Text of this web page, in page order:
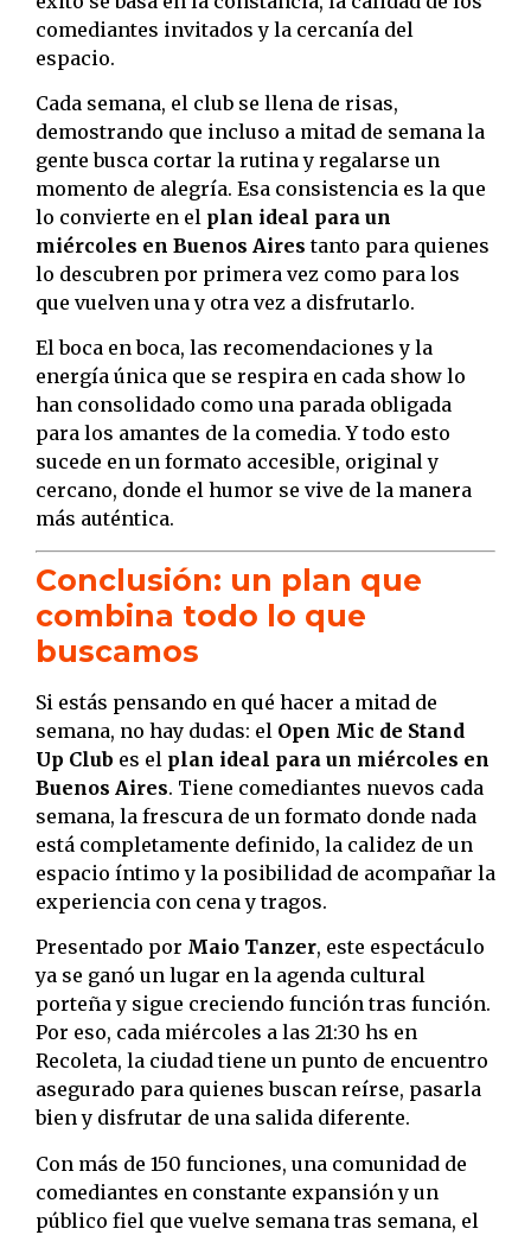
comediantes invitados y la cercanía del
espacio.
Cada semana, el club se llena de risas,
demostrando que incluso a mitad de semana la
gente busca cortar la rutina y regalarse un
momento de alegría. Esa consistencia es la que
lo convierte en el plan ideal para un
miércoles en Buenos Aires tanto para quienes
lo descubren por primera vez como para los
que vuelven una y otra vez a disfrutarlo.
El boca en boca, las recomendaciones y la
energía única que se respira en cada show lo
han consolidado como una parada obligada
para los amantes de la comedia. Y todo esto
sucede en un formato accesible, original y
cercano, donde el humor se vive de la manera
más auténtica.
Conclusión: un plan que
combina todo lo que
buscamos
Si estás pensando en qué hacer a mitad de
semana, no hay dudas: el Open Mic de Stand
Up Club es el plan ideal para un miércoles en
Buenos Aires. Tiene comediantes nuevos cada
semana, la frescura de un formato donde nada
está completamente definido, la calidez de un
espacio íntimo y la posibilidad de acompañar la
experiencia con cena y tragos.
Presentado por Maio Tanzer, este espectáculo
ya se ganó un lugar en la agenda cultural
porteña y sigue creciendo función tras función.
Por eso, cada miércoles a las 21:30 hs en
Recoleta, la ciudad tiene un punto de encuentro
asegurado para quienes buscan reírse, pasarla
bien y disfrutar de una salida diferente.
Con más de 150 funciones, una comunidad de
comediantes en constante expansión y un
público fiel que vuelve semana tras semana, el